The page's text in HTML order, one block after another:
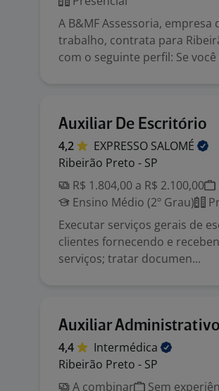
A B&MF Assessoria,
trabalho, contrata para
com o seguinte perfil: Se você
Auxiliar De Escritório
4,2 EXPRESSO SALOMÉ
Ribeirão Preto - SP
R$ 1.804,00 a R$ 2.100,00
Ensino Médio (2º Grau)
Executar serviços gerais de
clientes fornecendo e
serviços; tratar documen...
Auxiliar Administrativo
4,4
Intermédica
Ribeirão Preto - SP
A combinar
Sem